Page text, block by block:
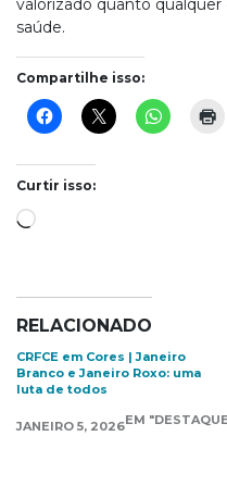
valorizado quanto
saúde.
Compartilhe isso:
Curtir isso:
Carregando...
RELACIONADO
CRFCE em Cores | Janeiro
Branco e Janeiro Roxo: uma
luta de todos
JANEIRO 5, 2026EM